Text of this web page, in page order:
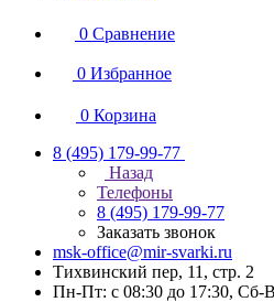
0 Сравнение
0 Избранное
0 Корзина
8 (495) 179-99-77
Назад
Телефоны
8 (495) 179-99-77
Заказать звонок
msk-office@mir-svarki.ru
Тихвинский пер, 11, стр. 2
Пн-Пт: с 08:30 до 17:30, Сб-